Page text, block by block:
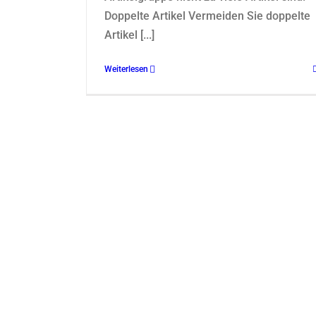
Doppelte Artikel Vermeiden Sie doppelte
Artikel [...]
Weiterlesen